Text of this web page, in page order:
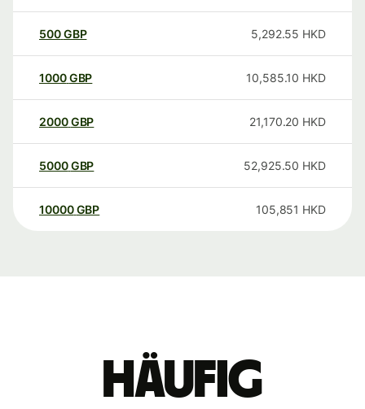
500GBP 5,292.55 HKD
1000GBP 10,585.10 HKD
2000GBP 21,170.20 HKD
5000GBP 52,925.50 HKD
10000 GBP 105,851 HKD
Häufig